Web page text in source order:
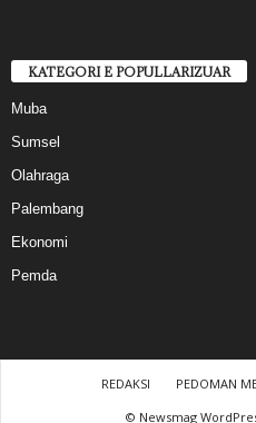
KATEGORI E POPULLARIZUAR
Muba
Sumsel
Olahraga
Palembang
Ekonomi
Pemda
REDAKSI PEDOMAN
© Newsmag